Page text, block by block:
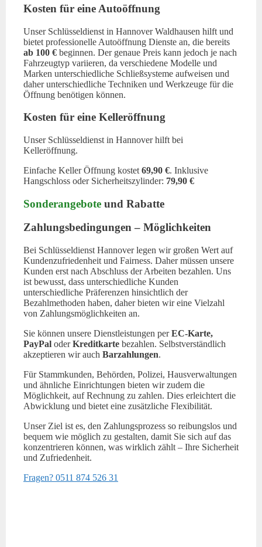
Kosten für eine Autoöffnung
Unser Schlüsseldienst in Hannover Waldhausen hilft und
bietet professionelle Autoöffnung Dienste an, die bereits
ab 100 € beginnen. Der genaue Preis kann jedoch je nach
Fahrzeugtyp variieren, da verschiedene Modelle und
Marken unterschiedliche Schließsysteme aufweisen und
daher unterschiedliche Techniken und Werkzeuge für die
Öffnung benötigen können.
Kosten für eine Kelleröffnung
Unser Schlüsseldienst in Hannover hilft bei
Kelleröffnung.
Einfache Keller Öffnung kostet 69,90 €. Inklusive
Hangschloss oder Sicherheitszylinder: 79,90 €
Sonderangebote und Rabatte
Zahlungsbedingungen – Möglichkeiten
Bei Schlüsseldienst Hannover legen wir großen Wert auf
Kundenzufriedenheit und Fairness. Daher müssen unsere
Kunden erst nach Abschluss der Arbeiten bezahlen. Uns
ist bewusst, dass unterschiedliche Kunden
unterschiedliche Präferenzen hinsichtlich der
Bezahlmethoden haben, daher bieten wir eine Vielzahl
von Zahlungsmöglichkeiten an.
Sie können unsere Dienstleistungen perEC-Karte,
PayPal oderKreditkarte bezahlen. Selbstverständlich
akzeptieren wir auch Barzahlungen.
Für Stammkunden, Behörden, Polizei, Hausverwaltungen
und ähnliche Einrichtungen bieten wir zudem die
Möglichkeit, auf Rechnung zu zahlen. Dies erleichtert die
Abwicklung und bietet eine zusätzliche Flexibilität.
Unser Ziel ist es, den Zahlungsprozess so reibungslos und
bequem wie möglich zu gestalten, damit Sie sich auf das
konzentrieren können, was wirklich zählt – Ihre Sicherheit
und Zufriedenheit.
Fragen? 0511 874 526 31